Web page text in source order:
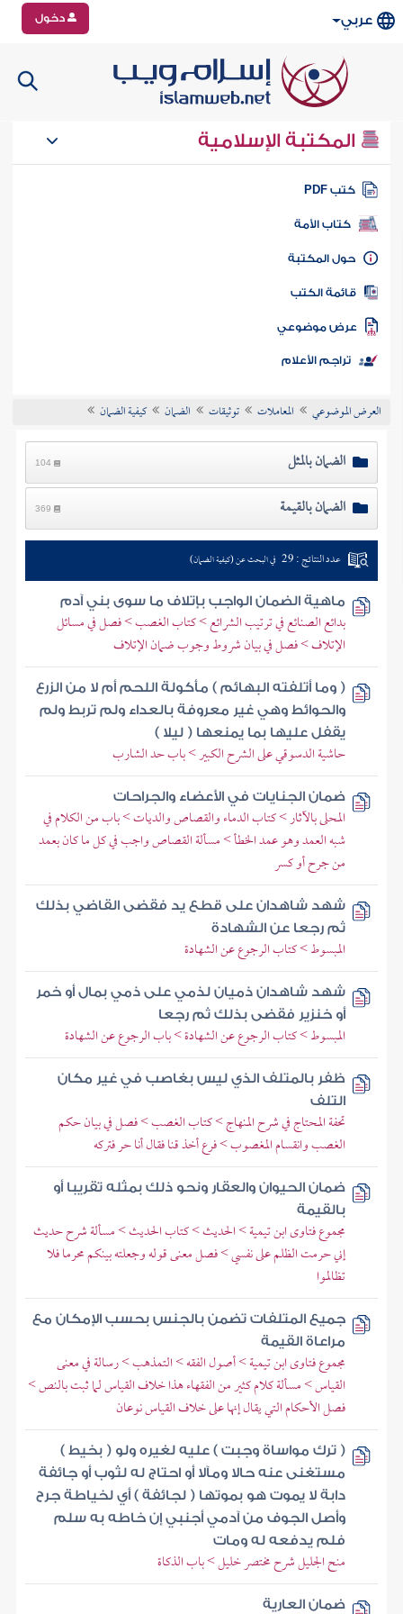
عربي دخول
المكتبة الإسلامية
كتب PDF
كتاب الأمة
المكتبة
الكتب
موضوعي
تراجم الأعلام
العرض الموضوعي المعاملات توثيقات الضمان كيفية الضمان
الضمان بالمثل 104
الضمان بالقيمة 369
عدد النتائج : 29 في البحث عن (كيفية الضمان)
ماهية الضمان الواجب بإتلاف ما سوى بني آدم
بدائع الصنائع في ترتيب الشرائع > كتاب الغصب > فصل في مسائل
الإتلاف > فصل في بيان شروط وجوب ضمان الإتلاف
( وما أتلفته البهائم ) مأكولة اللحم أم لا من الزرع
والحوائط وهي غير معروفة بالعداء ولم تربط ولم
يقفل عليها بما يمنعها ( ليلا )
حاشية الدسوقي على الشرح الكبير > باب حد الشارب
ضمان الجنايات في الأعضاء والجراحات
المحلى بالآثار > كتاب الدماء والقصاص والديات > باب من الكلام في
شبه العمد وهو عمد الخطأ > مسألة القصاص واجب في كل ما كان بعمد
من جرح أو كسر
شهد شاهدان على قطع يد فقضى القاضي بذلك
ثم رجعا عن الشهادة
المبسوط > كتاب الرجوع عن الشهادة
شهد شاهدان ذميان لذمي على ذمي بمال أو خمر
أو خنزير فقضى بذلك ثم رجعا
المبسوط > كتاب الرجوع عن الشهادة > باب الرجوع عن الشهادة
ظفر بالمتلف الذي ليس بغاصب في غير مكان
التلف
تحفة المحتاج في شرح المنهاج > كتاب الغصب > فصل في بيان حكم
الغصب وانقسام المغصوب > فرع أخذ قنا فقال أنا حر فتركه
ضمان الحيوان والعقار ونحو ذلك بمثله تقريبا أو
بالقيمة
مجموع فتاوى ابن تيمية > الحديث > كتاب الحديث > مسألة شرح حديث
إني حرمت الظلم على نفسي > فصل معنى قوله وجعلته بينكم محرما فلا
تظالموا
جميع المتلفات تضمن بالجنس بحسب الإمكان مع
مراعاة القيمة
مجموع فتاوى ابن تيمية > أصول الفقه > التمذهب > رسالة في معنى
القياس > مسألة كلام كثير من الفقهاء هذا خلاف القياس لما ثبت بالنص >
فصل الأحكام التي يقال إنها على خلاف القياس نوعان
( ترك مواساة وجبت ) عليه لغيره ولو ( بخيط )
مستغنى عنه حالا ومآلا أو احتاج له لثوب أو جائفة
دابة لا يموت هو بموتها ( لجائفة ) أي لخياطة جرح
وأصل الجوف من آدمي أجنبي إن خاطه به سلم
فلم يدفعه له ومات
منح الجليل شرح مختصر خليل > باب الذكاة
ضمان العارية